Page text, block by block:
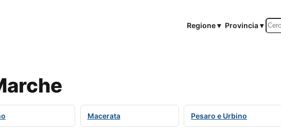
Regione ▾ Provincia ▾
Macerata Pesaro e Urbino